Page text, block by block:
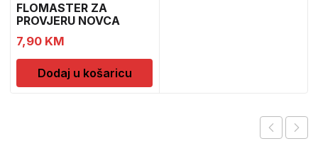
FLOMASTER ZA
PROVJERU NOVCA
SAFESCAN 30
7,90 KM
Dodaj u košaricu